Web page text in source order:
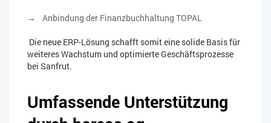
Anbindung der Finanzbuchhaltung TOPAL
Die neue ERP-Lösung schafft somit eine solide Basis für
weiteres Wachstum und optimierte Geschäftsprozesse
bei Sanfrut.
Umfassende Unterstützung